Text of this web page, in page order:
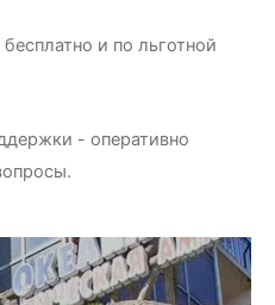
и по льготной
- оперативно